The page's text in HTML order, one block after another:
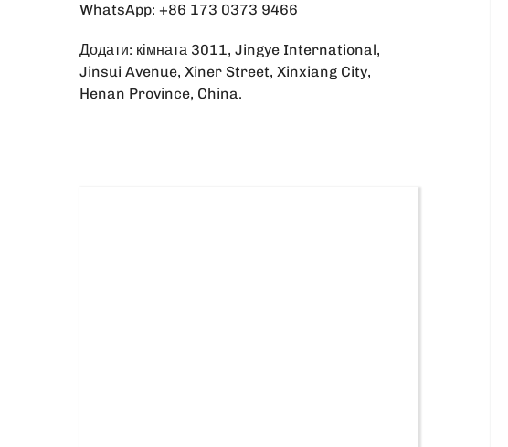
WhatsApp: +86 173 0373 9466
Додати: кімната 3011, Jingye International,
Jinsui Avenue, Xiner Street, Xinxiang City,
Henan Province, China.